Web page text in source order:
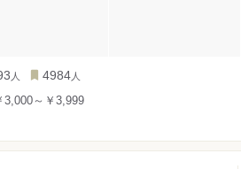
人 4984 人
3,000～￥3,999